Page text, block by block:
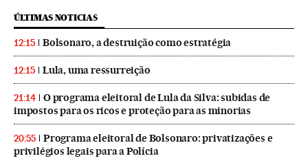
ÚLTIMAS NOTICIAS
12:15 Bolsonaro, a destruição como estratégia
12:15 Lula, uma ressurreição
21:14
O programa eleitoral de Lula da Silva: subidas de
impostos para os ricos e proteção para as minorias
20:55
Programa eleitoral de Bolsonaro: privatizações e
privilégios legais para a Polícia